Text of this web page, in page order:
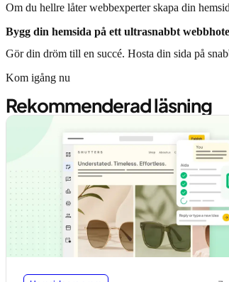
Om du hellre låter webbexperter skapa din
Bygg din hemsida på ett ultrasnabbt
Gör din dröm till en succé. Hosta din sida på
Kom igång nu
Rekommenderad läsning